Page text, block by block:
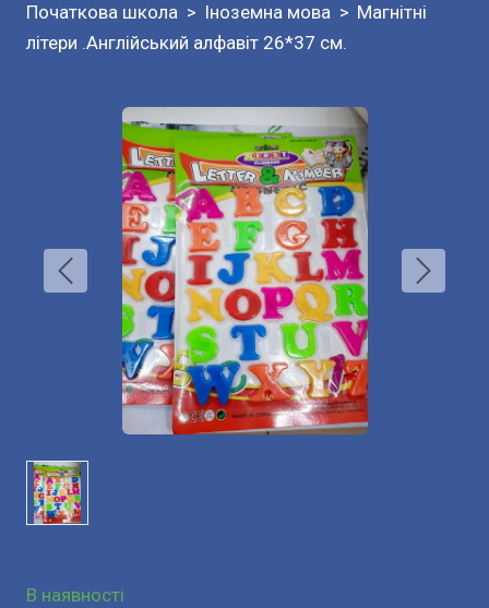
Початкова школа
Іноземна мова
Магнітні
літери .Англійський алфавіт 26*37 см.
В наявності